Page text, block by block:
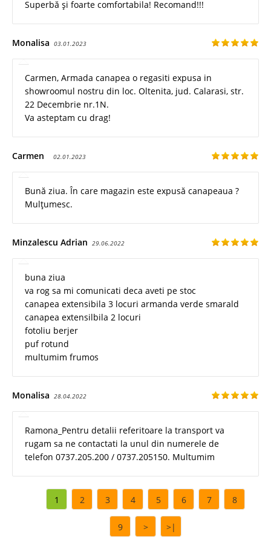
Superbă și foarte comfortabila! Recomand!!!
Monalisa 03.01.2023
Carmen, Armada canapea o regasiti expusa in
showroomul nostru din loc. Oltenita, jud. Calarasi, str.
22 Decembrie nr.1N.
Va asteptam cu drag!
Carmen 02.01.2023
Bună ziua. În care magazin este expusă canapeaua ?
Mulțumesc.
Minzalescu Adrian 29.06.2022
buna ziua
va rog sa mi comunicati deca aveti pe stoc
canapea extensibila 3 locuri armanda verde smarald
canapea extensilbila 2 locuri
fotoliu berjer
puf rotund
multumim frumos
Monalisa 28.04.2022
Ramona_Pentru detalii referitoare la transport va
rugam sa ne contactati la unul din numerele de
telefon 0737.205.200 / 0737.205150. Multumim
1 2 3 4 5 6 7 8
9 > >|